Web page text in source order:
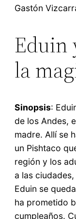
Gastón
Eduin
la
Sinopsis:
de los Andes,
madre. Allí se
un Pishtaco
región y los
a las
Eduin se
ha prometido
cumpleaños.